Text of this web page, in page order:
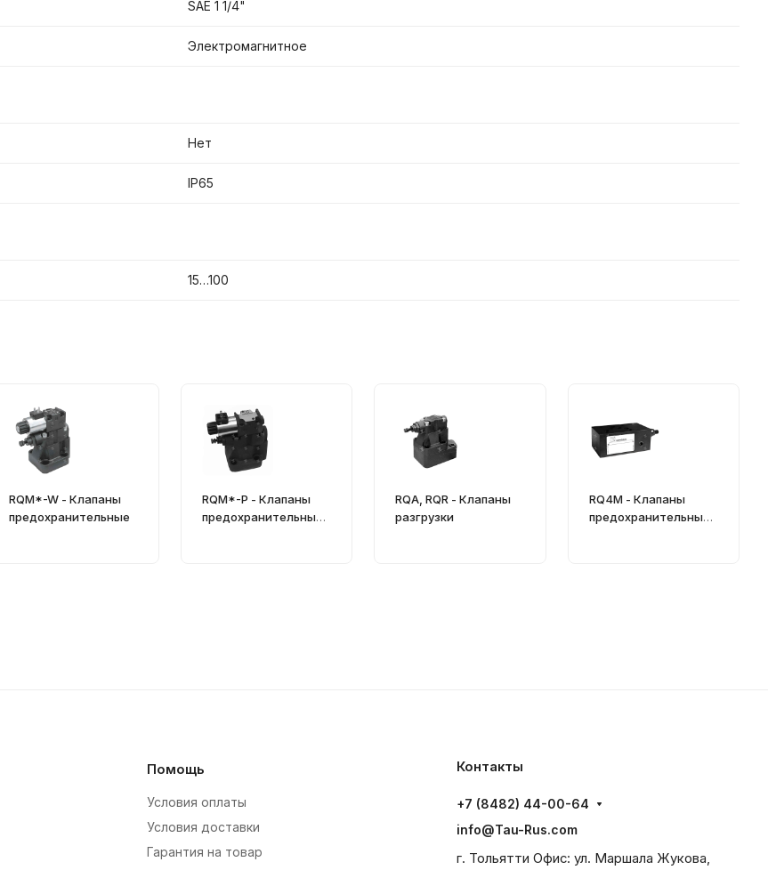
SAE 1 1/4"
Электромагнитное
Нет
IP65
15…100
RQM*-W - Клапаны
предохранительные
RQM*-P - Клапаны
предохранительные
RQA, RQR - Клапаны
разгрузки
RQ4M - Клапаны
предохранительные
Помощь
Условия оплаты
Условия доставки
Гарантия на товар
Контакты
+7 (8482) 44-00-64
info@Tau-Rus.com
г. Тольятти Офис: ул. Маршала Жукова,